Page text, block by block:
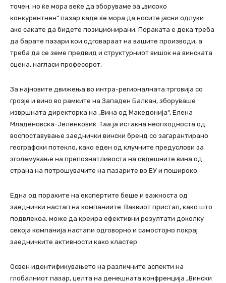
точен, но ќе мора веќе да зборуваме за „високо
конкурентнен“ пазар каде ќе мора да носите јасни одлуки
ако сакате да бидете позиционирани. Пораката е дека треба
да барате пазари кои одговараат на вашите производи, а
треба да се земе предвид и структурниот вишок на винската
сцена, нагласи професорот.
За најновите движења во интра-регионалната трговија со
грозје и вино во рамките на Западен Балкан, зборуваше
извршната директорка на „Вина од Македонија“, Елена
Младеновска-Јеленковиќ. Таа ја истакна неопходноста од
воспоставување заеднички вински бренд со загарантирано
географски потекло, како еден од клучните предуслови за
зголемување на препознатливоста на овдешните вина од
страна на потрошувачите на пазарите во ЕУ и пошироко.
Една од пораките на експертите беше и важноста од
заеднички настап на компаниите. Ваквиот пристап, како што
подвлекоа, може да креира ефективни резултати доколку
секоја компанија настапи одговорно и самостојно покрај
заедничките активности како кластер.
Освен идентификувањето на различните аспекти на
глобалниот пазар, целта на денешната конфренција „Вински